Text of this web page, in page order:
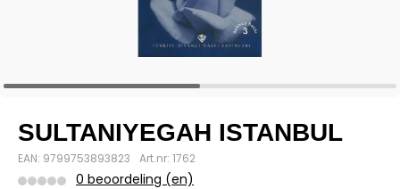
SULTANIYEGAH ISTANBUL
EAN: 9799753893823 Art.nr: 1762
0 beoordeling (en)